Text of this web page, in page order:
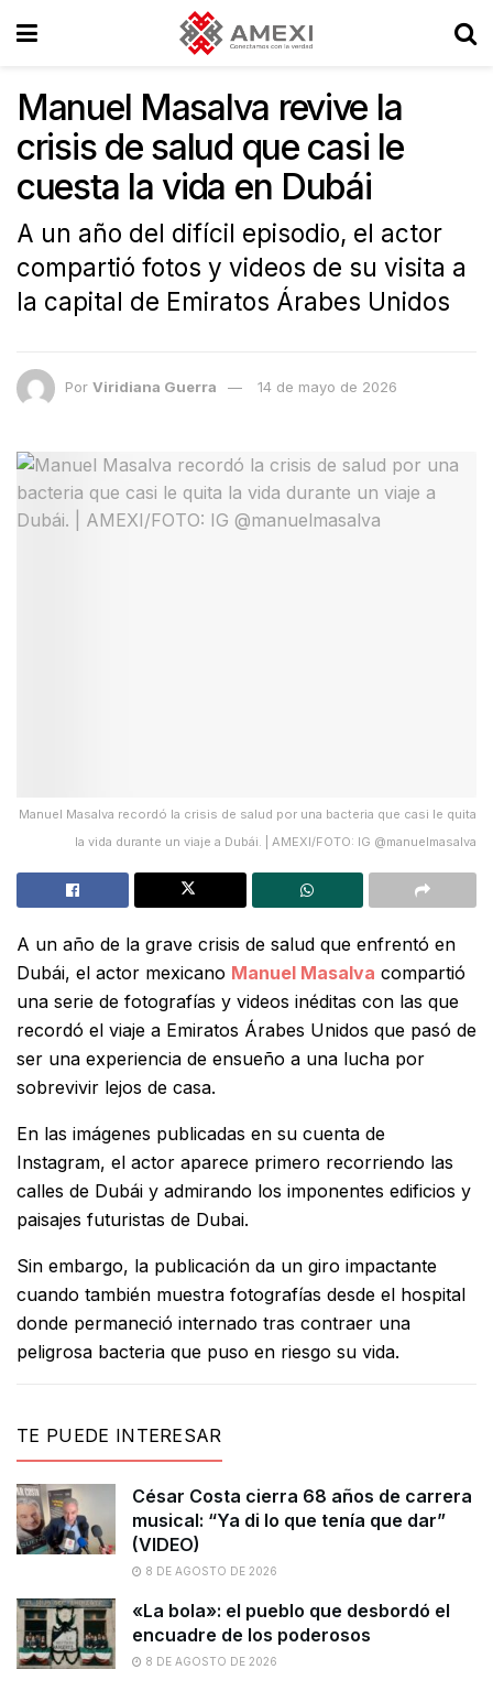
Manuel Masalva revive la
crisis de salud que casi le
cuesta la vida en Dubái
A un año del difícil episodio, el actor
compartió fotos y videos de su visita a
la capital de Emiratos Árabes Unidos
Por Viridiana Guerra 14 de mayo de 2026
Manuel Masalva recordó la crisis de salud por una bacteria que casi le quita
la vida durante un viaje a Dubái. | AMEXI/FOTO: IG @manuelmasalva
A un año de la grave crisis de salud que enfrentó en
Dubái, el actor mexicano Manuel Masalva compartió
una serie de fotografías y videos inéditas con las que
recordó el viaje a Emiratos Árabes Unidos que pasó de
ser una experiencia de ensueño a una lucha por
sobrevivir lejos de casa.
En las imágenes publicadas en su cuenta de
Instagram, el actor aparece primero recorriendo las
calles de Dubái y admirando los imponentes edificios y
paisajes futuristas de Dubai.
Sin embargo, la publicación da un giro impactante
cuando también muestra fotografías desde el hospital
donde permaneció internado tras contraer una
peligrosa bacteria que puso en riesgo su vida.
TE PUEDE INTERESAR
César Costa cierra 68 años de carrera
musical: “Ya di lo que tenía que dar”
(VIDEO)
8 DE AGOSTO DE 2026
«La bola»: el pueblo que desbordó el
encuadre de los poderosos
8 DE AGOSTO DE 2026